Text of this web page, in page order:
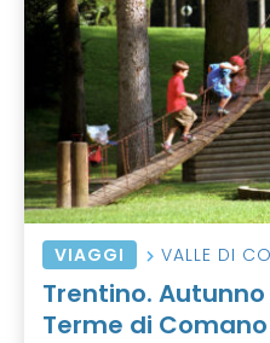
VIAGGI VALLE DI
Trentino.
Terme di Comano